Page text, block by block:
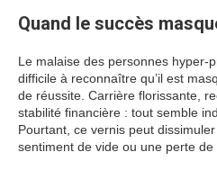
Quand le succès
Le malaise des personnes hyper-
difficile à reconnaître qu’il est
de réussite. Carrière florissante,
stabilité financière : tout semble
Pourtant, ce vernis peut
sentiment de vide ou une perte de